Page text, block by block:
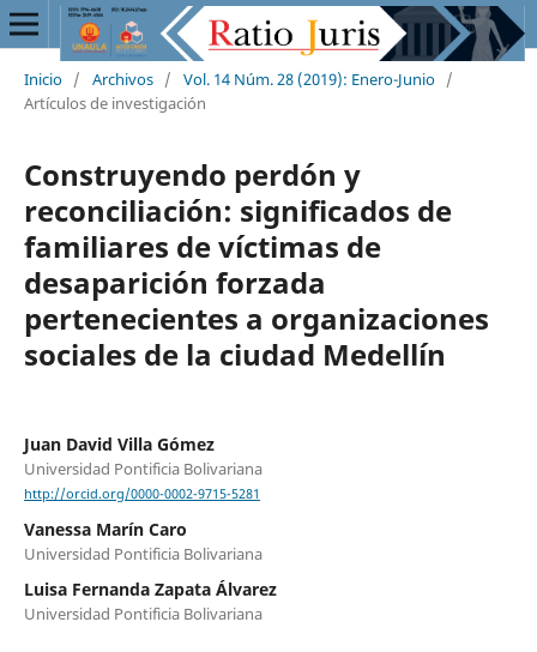
Inicio / Archivos / Vol. 14 Núm. 28 (2019): Enero-Junio /
Artículos de investigación
Construyendo perdón y
reconciliación: significados de
familiares de víctimas de
desaparición forzada
pertenecientes a organizaciones
sociales de la ciudad Medellín
Juan David Villa Gómez
Universidad Pontificia Bolivariana
http://orcid.org/0000-0002-9715-5281
Vanessa Marín Caro
Universidad Pontificia Bolivariana
Luisa Fernanda Zapata Álvarez
Universidad Pontificia Bolivariana